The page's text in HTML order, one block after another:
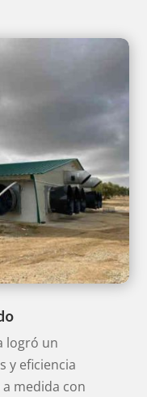
logró un
y eficiencia
medida con